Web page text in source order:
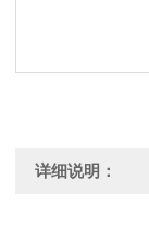
详细说明：